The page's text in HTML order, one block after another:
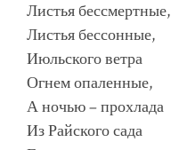
Листья бессмертные,
Листья бессонные,
Июльского ветра
Огнем опаленные,
А ночью – прохлада
Из Райского сада